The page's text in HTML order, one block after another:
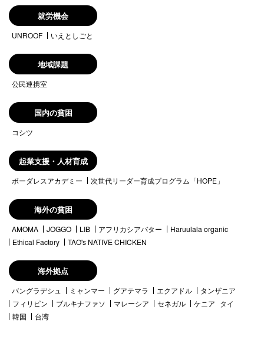
就労機会
UNROOF いえとしごと
地域課題
公民連携室
国内の貧困
コシツ
起業支援・人材育成
ボーダレスアカデミー 次世代リーダー育成プログラム「HOPE」
海外の貧困
AMOMA JOGGO LIB アフリカシアバター
Haruulala organic
Ethical Factory
TAO's NATIVE CHICKEN
海外拠点
バングラデシュ ミャンマー グアテマラ エクアドル
タンザニア
フィリピン
ブルキナファソ マレーシア セネガル ケニア タイ
韓国
台湾